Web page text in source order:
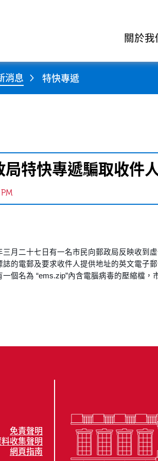
關於我
消息 特快專遞
特快專遞騙取收件
三月二十七日有一名市民向郵政局反映收到
誌的電郵及要求收件人提供地址的英文電子
一個名為 “ems.zip”內含電腦病毒的壓縮檔
免責聲明
收集聲明
網頁指南